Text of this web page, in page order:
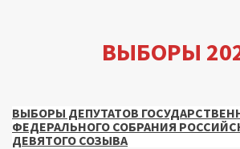
ВЫБОРЫ
ВЫБОРЫ ДЕПУТАТОВ
ФЕДЕРАЛЬНОГО СОБРАНИЯ
ДЕВЯТОГО СОЗЫВА